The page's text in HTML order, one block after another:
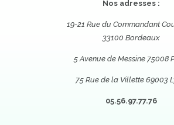
Nos adresses :
19-21 Rue du Commandant
33100 Bordeaux
5 Avenue de Messine 75008
75 Rue de la Villette 69003
05.56.97.77.76